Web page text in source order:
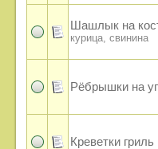
Шашлык на
курица, свинина
Рёбрышки на
Креветки гриль